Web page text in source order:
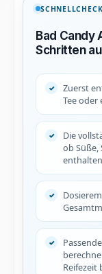
SCHNELLCHECK
Bad Candy
Schritten
Zuerst
Tee oder
Die
ob Süße,
Reifezeit